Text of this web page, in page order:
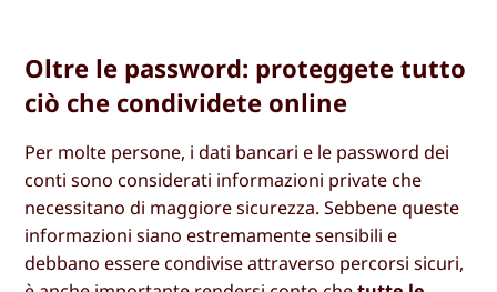
Oltre le password: proteggete tutto
ciò che condividete online
Per molte persone, i dati bancari e le password dei
conti sono considerati informazioni private che
necessitano di maggiore sicurezza. Sebbene queste
informazioni siano estremamente sensibili e
debbano essere condivise attraverso percorsi sicuri,